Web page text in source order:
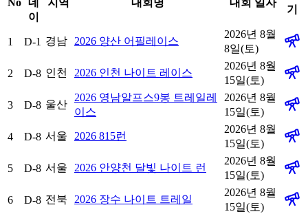
No 데
이
지역 대회명 대회 일자
기
1 D-1 경남 2026 양산 어필레이스
2026년 8월
8일(토)
2 D-8 인천 2026 인천 나이트 레이스
2026년 8월
15일(토)
3 D-8 울산
2026 영남알프스9봉 트레일레
이스
2026년 8월
15일(토)
4 D-8 서울 2026 815런
2026년 8월
15일(토)
5 D-8 서울 2026 안양천 달빛 나이트 런
2026년 8월
15일(토)
6 D-8 전북 2026 장수 나이트 트레일
2026년 8월
15일(토)